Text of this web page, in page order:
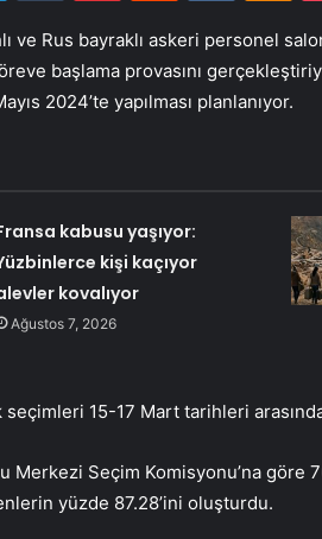
ve Rus bayraklı askeri personel
başlama provasını
2024’te yapılması planlanıyor.
kabusu yaşıyor:
kişi kaçıyor
kovalıyor
Ağustos 7, 2026
seçimleri 15-17 Mart tarihleri ​​arasında
Merkezi Seçim Komisyonu’na göre
yüzde 87.28’ini oluşturdu.